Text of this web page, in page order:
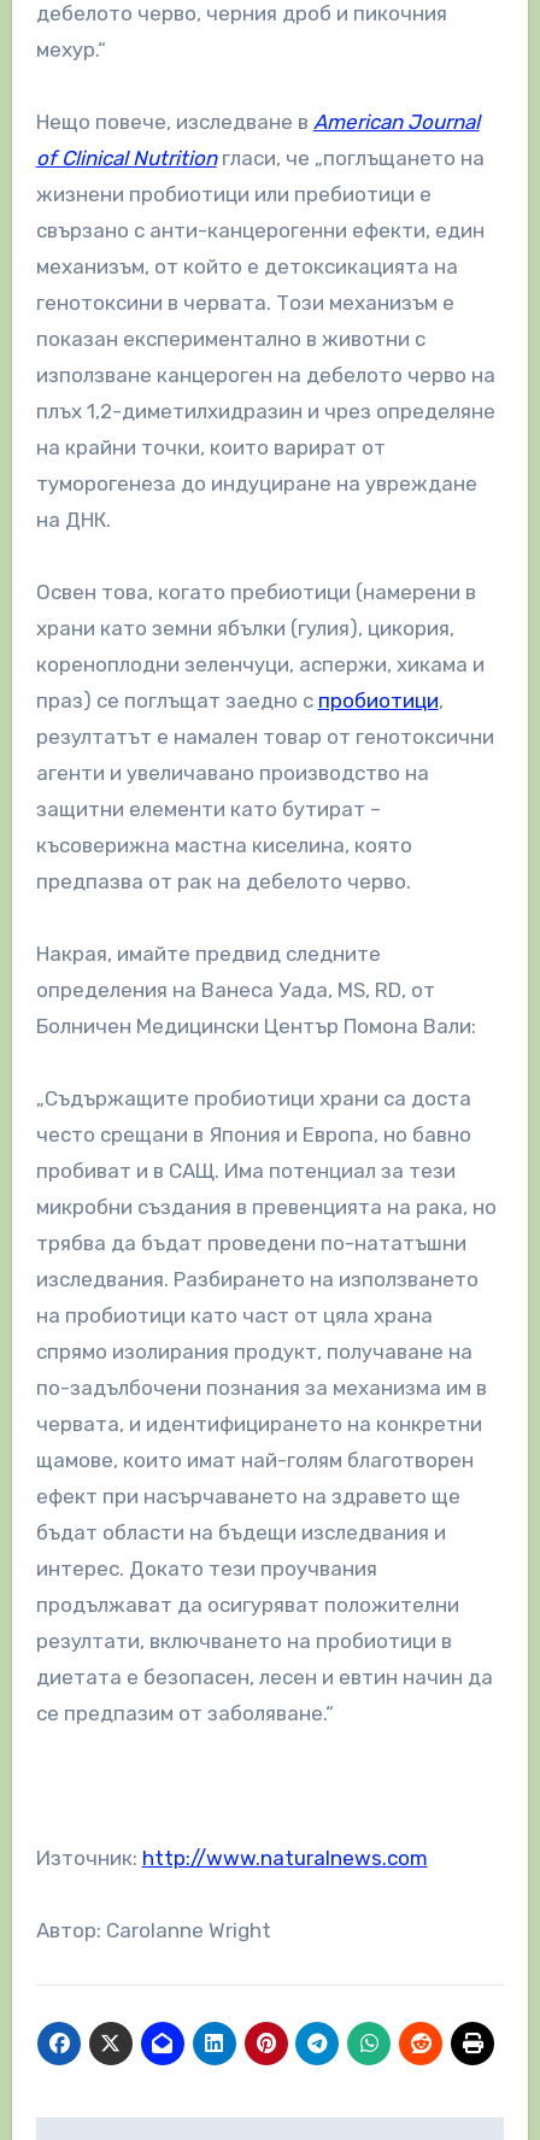
дебелото черво, черния дроб и пикочния
мехур.“
Нещо повече, изследване в American Journal
of Clinical Nutritionгласи, че „поглъщането на
жизнени пробиотици или пребиотици е
свързано с анти-канцерогенни ефекти, един
механизъм, от който е детоксикацията на
генотоксини в червата. Този механизъм е
показан експериментално в животни с
използване канцероген на дебелото черво на
плъх 1,2-диметилхидразин и чрез определяне
на крайни точки, които варират от
туморогенеза до индуциране на увреждане
на ДНК.
Освен това, когато пребиотици (намерени в
храни като земни ябълки (гулия), цикория,
кореноплодни зеленчуци, аспержи, хикама и
праз) се поглъщат заедно с пробиотици,
резултатът е намален товар от генотоксични
агенти и увеличавано производство на
защитни елементи като бутират –
късоверижна мастна киселина, която
предпазва от рак на дебелото черво.
Накрая, имайте предвид следните
определения на Ванеса Уада, MS, RD, от
Болничен Медицински Център Помона Вали:
„Съдържащите пробиотици храни са доста
често срещани в Япония и Европа, но бавно
пробиват и в САЩ. Има потенциал за тези
микробни създания в превенцията на рака, но
трябва да бъдат проведени по-нататъшни
изследвания. Разбирането на използването
на пробиотици като част от цяла храна
спрямо изолирания продукт, получаване на
по-задълбочени познания за механизма им в
червата, и идентифицирането на конкретни
щамове, които имат най-голям благотворен
ефект при насърчаването на здравето ще
бъдат области на бъдещи изследвания и
интерес. Докато тези проучвания
продължават да осигуряват положителни
резултати, включването на пробиотици в
диетата е безопасен, лесен и евтин начин да
се предпазим от заболяване.“
Източник: http://www.naturalnews.com
Автор: Carolanne Wright